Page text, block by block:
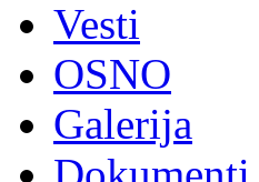
Vesti
OSNO
Galerija